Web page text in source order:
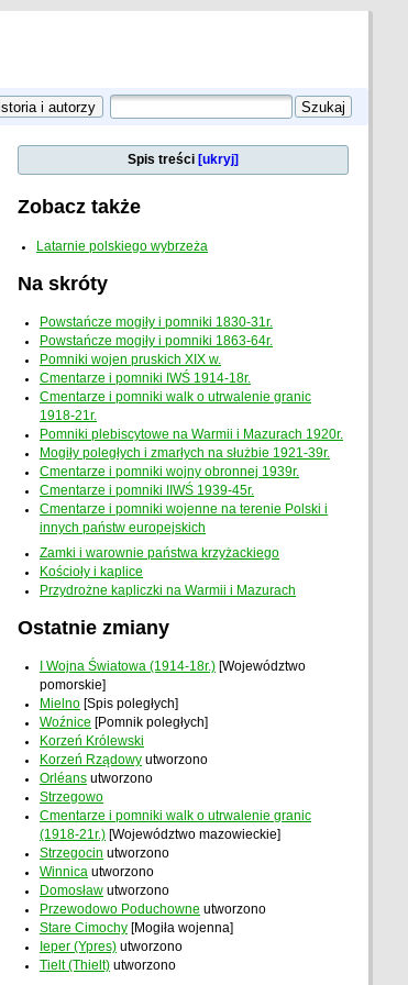
Spis treści [ukryj]
Zobacz także
Latarnie polskiego wybrzeża
Na skróty
Powstańcze mogiły i pomniki 1830-31r.
Powstańcze mogiły i pomniki 1863-64r.
Pomniki wojen pruskich XIX w.
Cmentarze i pomniki IWŚ 1914-18r.
Cmentarze i pomniki walk o utrwalenie granic
1918-21r.
Pomniki plebiscytowe na Warmii i Mazurach 1920r.
Mogiły poległych i zmarłych na służbie 1921-39r.
Cmentarze i pomniki wojny obronnej 1939r.
Cmentarze i pomniki IIWŚ 1939-45r.
Cmentarze i pomniki wojenne na terenie Polski i
innych państw europejskich
Zamki i warownie państwa krzyżackiego
Kościoły i kaplice
Przydrożne kapliczki na Warmii i Mazurach
Ostatnie zmiany
I Wojna Światowa (1914-18r.) [Województwo
pomorskie]
Mielno [Spis poległych]
Woźnice [Pomnik poległych]
Korzeń Królewski
Korzeń Rządowy utworzono
Orléans utworzono
Strzegowo
Cmentarze i pomniki walk o utrwalenie granic
(1918-21r.) [Województwo mazowieckie]
Strzegocin utworzono
Winnica utworzono
Domosław utworzono
Przewodowo Poduchowne utworzono
Stare Cimochy [Mogiła wojenna]
Ieper (Ypres) utworzono
Tielt (Thielt) utworzono